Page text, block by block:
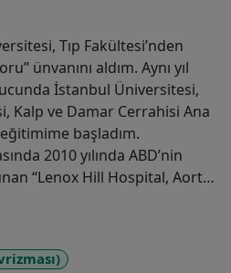
Tıp Fakültesi’nden
ünvanını aldım. Aynı yıl
İstanbul Üniversitesi,
Kalp ve Damar Cerrahisi Ana
başladım.
2010 yılında ABD’nin
“Lenox Hill Hospital, Aortic
doktor olarak aort kapak
cerrahisi, arkus aort
aort cerrahisi ve robotik
çalışmalarda bulundum.